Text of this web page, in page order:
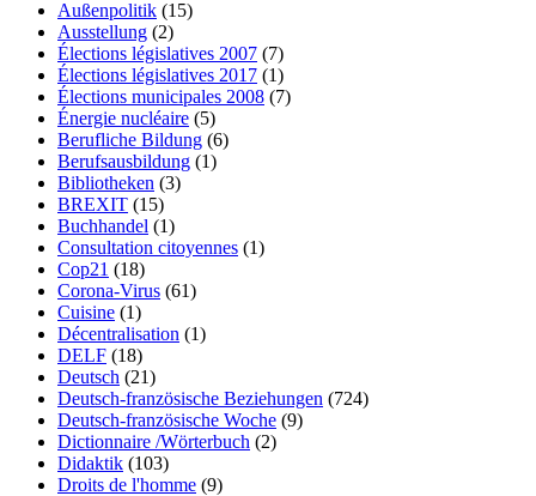
Außenpolitik (15)
Ausstellung (2)
Élections législatives 2007 (7)
Élections législatives 2017 (1)
Élections municipales 2008 (7)
Énergie nucléaire (5)
Berufliche Bildung (6)
Berufsausbildung (1)
Bibliotheken (3)
BREXIT (15)
Buchhandel (1)
Consultation citoyennes (1)
Cop21 (18)
Corona-Virus (61)
Cuisine (1)
Décentralisation (1)
DELF (18)
Deutsch (21)
Deutsch-französische Beziehungen (724)
Deutsch-französische Woche (9)
Dictionnaire /Wörterbuch (2)
Didaktik (103)
Droits de l'homme (9)